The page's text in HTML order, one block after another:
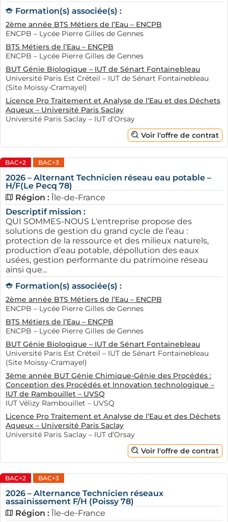
Formation(s) associée(s) :
2ème année BTS Métiers de l’Eau – ENCPB
ENCPB – Lycée Pierre Gilles de Gennes
BTS Métiers de l’Eau – ENCPB
ENCPB – Lycée Pierre Gilles de Gennes
BUT Génie Biologique – IUT de Sénart Fontainebleau
Université Paris Est Créteil – IUT de Sénart Fontainebleau
(Site Moissy-Cramayel)
Licence Pro Traitement et Analyse de l’Eau et des Déchets
Aqueux – Université Paris Saclay
Université Paris Saclay – IUT d’Orsay
Voir l'offre de contrat
BAC+2 BAC+3
2026 – Alternant Technicien réseau eau potable –
H/F(Le Pecq 78)
Région : Île-de-France
Descriptif mission :
QUI SOMMES-NOUS L'entreprise propose des
solutions de gestion du grand cycle de l’eau :
protection de la ressource et des milieux naturels,
production d’eau potable, dépollution des eaux
usées, gestion performante du patrimoine réseau
ainsi que...
Formation(s) associée(s) :
2ème année BTS Métiers de l’Eau – ENCPB
ENCPB – Lycée Pierre Gilles de Gennes
BTS Métiers de l’Eau – ENCPB
ENCPB – Lycée Pierre Gilles de Gennes
BUT Génie Biologique – IUT de Sénart Fontainebleau
Université Paris Est Créteil – IUT de Sénart Fontainebleau
(Site Moissy-Cramayel)
3ème année BUT Génie Chimique-Génie des Procédés :
Conception des Procédés et Innovation technologique –
IUT de Rambouillet – UVSQ
IUT Vélizy Rambouillet – UVSQ
Licence Pro Traitement et Analyse de l’Eau et des Déchets
Aqueux – Université Paris Saclay
Université Paris Saclay – IUT d’Orsay
Voir l'offre de contrat
BAC+2 BAC+3
2026 – Alternance Technicien réseaux
assainissement F/H (Poissy 78)
Région : Île-de-France